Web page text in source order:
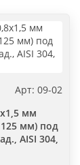
Арт: 09-02
мм
мм) под
AISI 304,